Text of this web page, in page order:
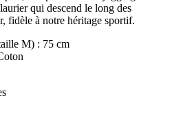
qui descend le long des
fidèle à notre héritage sportif.
M) : 75 cm